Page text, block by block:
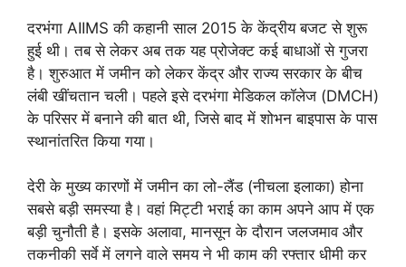
दरभंगा AIIMS की कहानी साल 2015 के केंद्रीय बजट से शुरू
हुई थी। तब से लेकर अब तक यह प्रोजेक्ट कई बाधाओं से गुजरा
है। शुरुआत में जमीन को लेकर केंद्र और राज्य सरकार के बीच
लंबी खींचतान चली। पहले इसे दरभंगा मेडिकल कॉलेज (DMCH)
के परिसर में बनाने की बात थी, जिसे बाद में शोभन बाइपास के पास
स्थानांतरित किया गया।
देरी के मुख्य कारणों में जमीन का लो-लैंड (नीचला इलाका) होना
सबसे बड़ी समस्या है। वहां मिट्टी भराई का काम अपने आप में एक
बड़ी चुनौती है। इसके अलावा, मानसून के दौरान जलजमाव और
तकनीकी सर्वे में लगने वाले समय ने भी काम की रफ्तार धीमी कर